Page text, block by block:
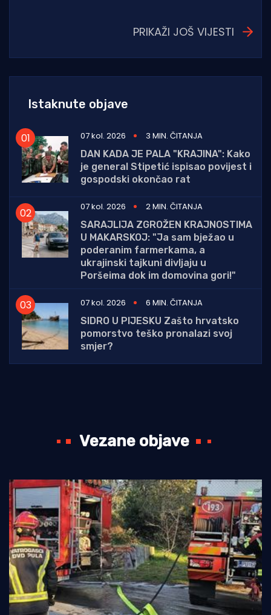
PRIKAŽI JOŠ VIJESTI
Istaknute objave
07 kol. 2026
3 MIN. ČITANJA
DAN KADA JE PALA "KRAJINA": Kako
je general Stipetić ispisao povijest i
gospodski okončao rat
07 kol. 2026
2 MIN. ČITANJA
SARAJLIJA ZGROŽEN KRAJNOSTIMA
U MAKARSKOJ: "Ja sam bježao u
poderanim farmerkama, a
ukrajinski tajkuni divljaju u
Poršeima dok im domovina gori!"
07 kol. 2026
6 MIN. ČITANJA
SIDRO U PIJESKU Zašto hrvatsko
pomorstvo teško pronalazi svoj
smjer?
Vezane objave